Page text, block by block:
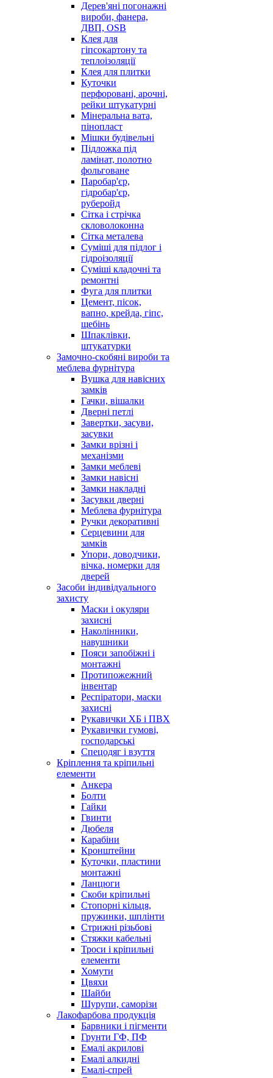
Дерев'яні погонажні
вироби, фанера,
ДВП, OSB
Клея для
гіпсокартону та
теплоізоляції
Клея для плитки
Куточки
перфоровані, арочні,
рейки штукатурні
Мінеральна вата,
пінопласт
Мішки будівельні
Підложка під
ламінат, полотно
фольговане
Паробар'єр,
гідробар'єр,
руберойд
Сітка і стрічка
скловолоконна
Сітка металева
Суміші для підлог і
гідроізоляції
Суміші кладочні та
ремонтні
Фуга для плитки
Цемент, пісок,
вапно, крейда, гіпс,
щебінь
Шпаклівки,
штукатурки
Замочно-скобяні вироби та
меблева фурнітура
Вушка для навісних
замків
Гачки, вішалки
Дверні петлі
Завертки, засуви,
засувки
Замки врізні і
механізми
Замки меблеві
Замки навісні
Замки накладні
Засувки дверні
Меблева фурнітура
Ручки декоративні
Серцевини для
замків
Упори, доводчики,
вічка, номерки для
дверей
Засоби індивідуального
захисту
Маски і окуляри
захисні
Наколінники,
навушники
Пояси запобіжні і
монтажні
Протипожежний
інвентар
Респіратори, маски
захисні
Рукавички ХБ і ПВХ
Рукавички гумові,
господарські
Спецодяг і взуття
Кріплення та кріпильні
елементи
Анкера
Болти
Гайки
Гвинти
Дюбеля
Карабіни
Кронштейни
Куточки, пластини
монтажні
Ланцюги
Скоби кріпильні
Стопорні кільця,
пружинки, шплінти
Стрижні різьбові
Стяжки кабельні
Троси і кріпильні
елементи
Хомути
Цвяхи
Шайби
Шурупи, саморізи
Лакофарбова продукція
Барвники і пігменти
Грунти ГФ, ПФ
Емалі акрилові
Емалі алкидні
Емалі-спрей